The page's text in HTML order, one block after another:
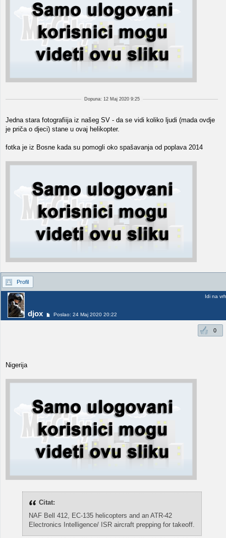
Dopuna: 12 Maj 2020 9:25
Jedna stara fotografiija iz našeg SV - da se vidi koliko ljudi (mada ovdje
je priča o djeci) stane u ovaj helikopter.
fotka je iz Bosne kada su pomogli oko spašavanja od poplava 2014
Profil
djox Poslao: 24 Maj 2020 20:22
Idi na vrh
0
Nigerija
Citat:
NAF Bell 412, EC-135 helicopters and an ATR-42
Electronics Intelligence/ ISR aircraft prepping for takeoff.